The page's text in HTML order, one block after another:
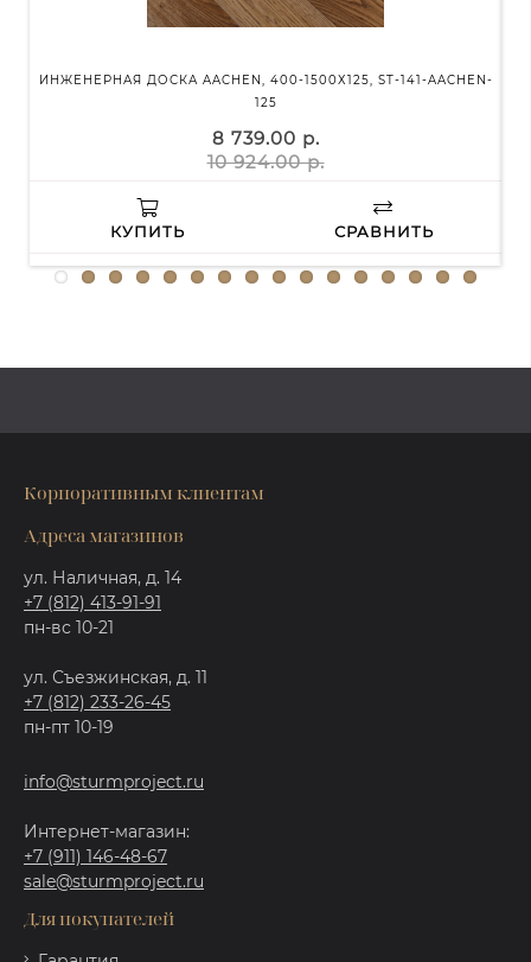
ИНЖЕНЕРНАЯ ДОСКА AACHEN, 400-1500Х125, ST-141-AACHEN-
125
8 739.00 р.
10 924.00 р.
КУПИТЬ СРАВНИТЬ
Корпоративным клиентам
Адреса магазинов
ул. Наличная, д. 14
+7 (812) 413-91-91
пн-вс 10-21
ул. Съезжинская, д. 11
+7 (812) 233-26-45
пн-пт 10-19
info@sturmproject.ru
Интернет-магазин:
+7 (911) 146-48-67
sale@sturmproject.ru
Для покупателей